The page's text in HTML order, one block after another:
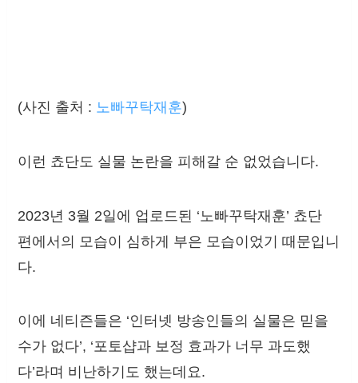
(사진 출처 : 노빠꾸탁재훈)
이런 쵸단도 실물 논란을 피해갈 순 없었습니다.
2023년 3월 2일에 업로드된 ‘노빠꾸탁재훈’ 쵸단
편에서의 모습이 심하게 부은 모습이었기 때문입니
다.
이에 네티즌들은 ‘인터넷 방송인들의 실물은 믿을
수가 없다’, ‘포토샵과 보정 효과가 너무 과도했
다’라며 비난하기도 했는데요.